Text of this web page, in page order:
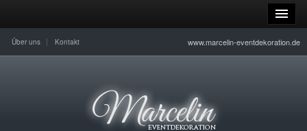
Über uns Kontakt www.marcelin-eventdekoration.de